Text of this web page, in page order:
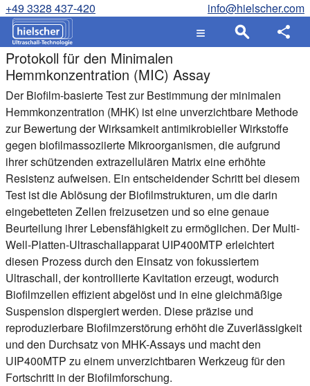
+49 3328 437-420 info@hielscher.com
Protokoll für den Minimalen
Hemmkonzentration (MIC) Assay
Der Biofilm-basierte Test zur Bestimmung der minimalen
Hemmkonzentration (MHK) ist eine unverzichtbare Methode
zur Bewertung der Wirksamkeit antimikrobieller Wirkstoffe
gegen biofilmassoziierte Mikroorganismen, die aufgrund
ihrer schützenden extrazellulären Matrix eine erhöhte
Resistenz aufweisen. Ein entscheidender Schritt bei diesem
Test ist die Ablösung der Biofilmstrukturen, um die darin
eingebetteten Zellen freizusetzen und so eine genaue
Beurteilung ihrer Lebensfähigkeit zu ermöglichen. Der Multi-
Well-Platten-Ultraschallapparat UIP400MTP erleichtert
diesen Prozess durch den Einsatz von fokussiertem
Ultraschall, der kontrollierte Kavitation erzeugt, wodurch
Biofilmzellen effizient abgelöst und in eine gleichmäßige
Suspension dispergiert werden. Diese präzise und
reproduzierbare Biofilmzerstörung erhöht die Zuverlässigkeit
und den Durchsatz von MHK-Assays und macht den
UIP400MTP zu einem unverzichtbaren Werkzeug für den
Fortschritt in der Biofilmforschung.